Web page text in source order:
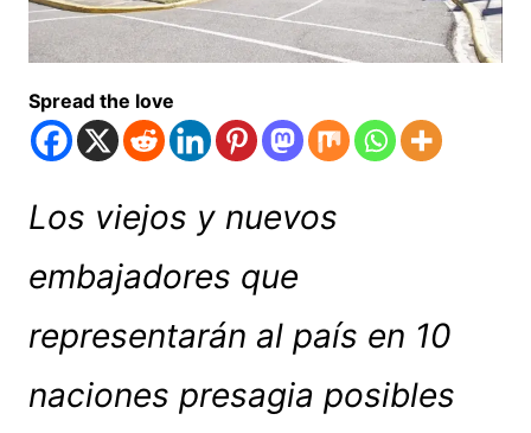
Spread the love
Los viejos y nuevos
embajadores que
representarán al país en 10
naciones presagia posibles